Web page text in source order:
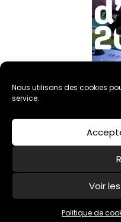
Nous utilisons des cookies
service.
Voir
Politique de
Politique de